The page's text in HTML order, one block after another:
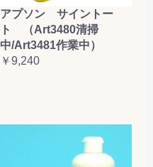
アプソン サイントー
ト （Art3480清掃
中/Art3481作業中）
￥9,240